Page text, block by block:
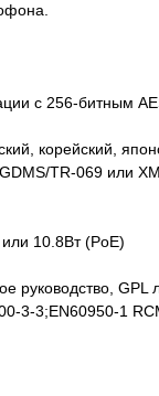
с 256-битным
корейский,
TR-069 или
10.8Вт (PoE)
руководство, GPL
3-3;EN60950-1